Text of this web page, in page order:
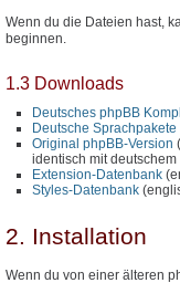
Wenn du die Dateien hast,
beginnen.
1.3 Downloads
Deutsches phpBB
Deutsche Sprachpakete
Original phpBB-Version
identisch mit
Extension-Datenbank
Styles-Datenbank
2. Installation
Wenn du von einer älteren